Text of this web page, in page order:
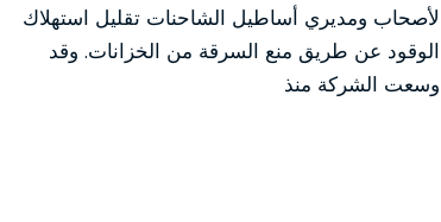
لأصحاب ومديري أساطيل الشاحنات تقليل استهلاك
الوقود عن طريق منع السرقة من الخزانات. وقد
وسعت الشركة منذ